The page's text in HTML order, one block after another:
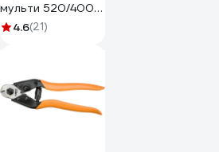
мульти 520/400
мл Wurth
4.6(21)